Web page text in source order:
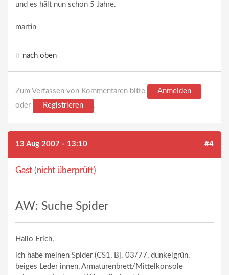
und es hält nun schon 5 Jahre.
martin
nach oben
Zum Verfassen von Kommentaren bitte
Anmelden
oder
Registrieren .
13 Aug 2007 - 13:10 #4
Gast (nicht überprüft)
AW: Suche Spider
Hallo Erich,
ich habe meinen Spider (CS1, Bj. 03/77, dunkelgrün,
beiges Leder innen, Armaturenbrett/Mittelkonsole